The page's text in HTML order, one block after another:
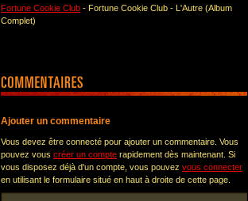
Fortune Cookie Club - Fortune Cookie Club - L'Autre (Album
Complet)
Ajouter un commentaire
Vous devez être connecté pour ajouter un commentaire. Vous
pouvez vous créer un compte rapidement dès maintenant. Si
vous disposez déjà d'un compte, vous pouvez vous connecter
en utilisant le formulaire situé en haut à droite de cette page.